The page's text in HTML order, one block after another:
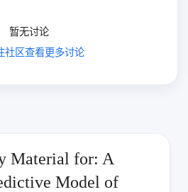
暂无讨论
社区查看更多讨论
Material for: A
Model of